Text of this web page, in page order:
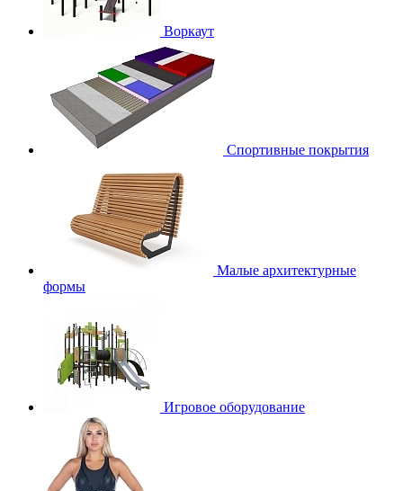
Воркаут
Спортивные покрытия
Малые архитектурные
формы
Игровое оборудование